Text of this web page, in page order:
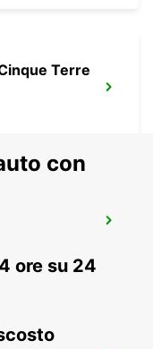
Terre
con
ore su 24